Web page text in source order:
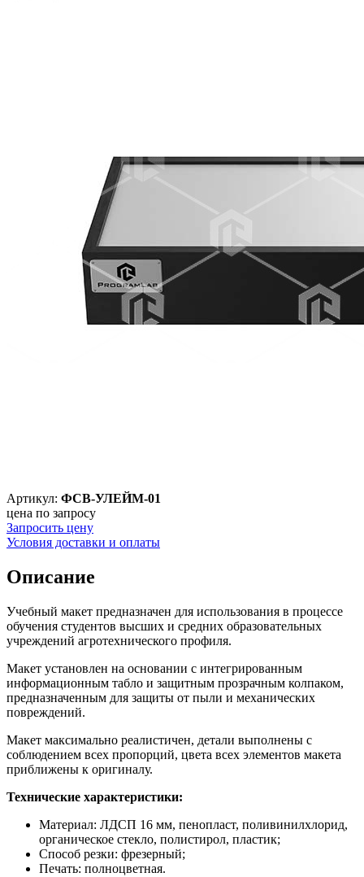
Артикул: ФСВ-УЛЕЙМ-01
цена по запросу
Запросить цену
Условия доставки и оплаты
Описание
Учебный макет предназначен для использования в процессе
обучения студентов высших и средних образовательных
учреждений агротехнического профиля.
Макет установлен на основании с интегрированным
информационным табло и защитным прозрачным колпаком,
предназначенным для защиты от пыли и механических
повреждений.
Макет максимально реалистичен, детали выполнены с
соблюдением всех пропорций, цвета всех элементов макета
приближены к оригиналу.
Технические характеристики:
Материал: ЛДСП 16 мм, пенопласт, поливинилхлорид,
органическое стекло, полистирол, пластик;
Способ резки: фрезерный;
Печать: полноцветная.